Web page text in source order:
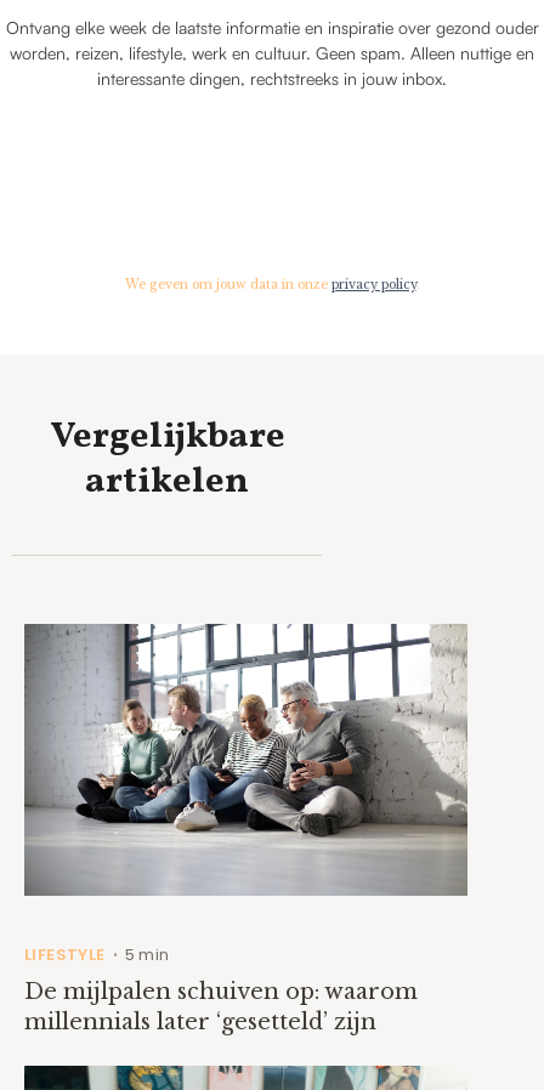
Ontvang elke week de laatste informatie en inspiratie over gezond ouder
worden, reizen, lifestyle, werk en cultuur. Geen spam. Alleen nuttige en
interessante dingen, rechtstreeks in jouw inbox.
We geven om jouw data in onze privacy policy.
Vergelijkbare
artikelen
LIFESTYLE • 5 min
De mijlpalen schuiven op: waarom
millennials later ‘gesetteld’ zijn